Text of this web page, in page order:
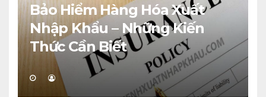
Bảo Hiểm Hàng Hóa Xuất
Nhập Khẩu – Những Kiến
Thức Cần Biết